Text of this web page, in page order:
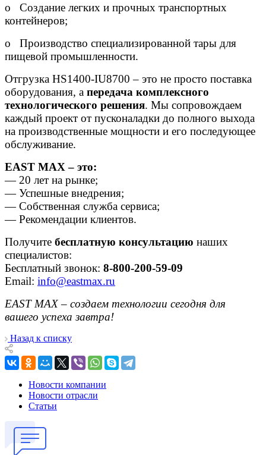
o Создание легких и прочных транспортных
контейнеров;
o Производство специализированной тары для
пищевой промышленности.
Отгрузка HS1400-IU8700 – это не просто поставка
оборудования, а передача комплексного
технологического решения. Мы сопровождаем
каждый проект от пусконаладки до полного выхода
на производственные мощности и его последующее
обслуживание.
EAST MAX – это:
— 20 лет на рынке;
— Успешные внедрения;
— Собственная служба сервиса;
— Рекомендации клиентов.
Получите бесплатную консультацию наших
специалистов:
Бесплатный звонок: 8-800-200-59-09
Email: info@eastmax.ru
EAST MAX – создаем технологии сегодня для
вашего успеха завтра!
Назад к списку
Новости компании
Новости отрасли
Статьи